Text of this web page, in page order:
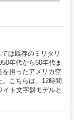
は既存のミリタリ
年代から60年代ま
担ったアメリカ空
こちらは、12時間
ト文字盤モデルと